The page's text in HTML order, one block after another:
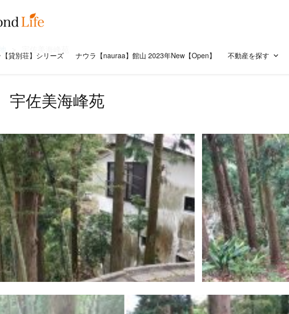
貸別荘】シリーズ ナウラ【nauraa】館山 2023年New【Open】 不動産を探す
宇佐美海峰苑